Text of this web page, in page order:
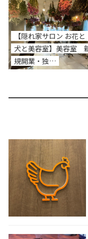
【隠れ家サロン お花と
犬と美容室】美容室
規開業・独…